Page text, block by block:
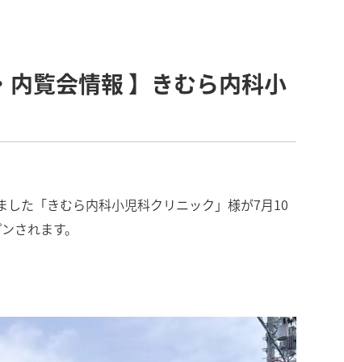
覧会情報 】きむら内科小
た「きむら内科小児科クリニック」様が7月10
されます。